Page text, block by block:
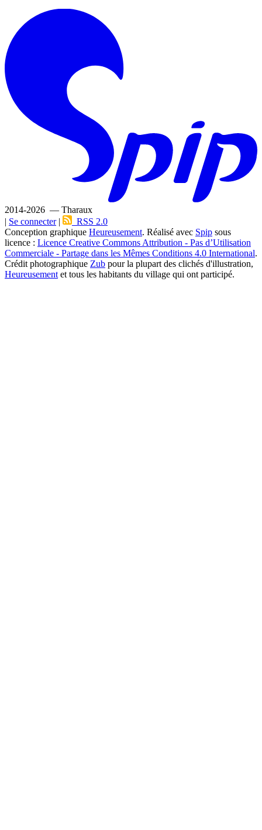
2014-2026 — Tharaux
| Se connecter|
RSS 2.0
Conception graphique Heureusement. Réalisé avec Spip sous
licence : Licence Creative Commons Attribution - Pas d’Utilisation
Commerciale - Partage dans les Mêmes Conditions 4.0 International.
Crédit photographique Zub pour la plupart des clichés d'illustration,
Heureusement et tous les habitants du village qui ont participé.